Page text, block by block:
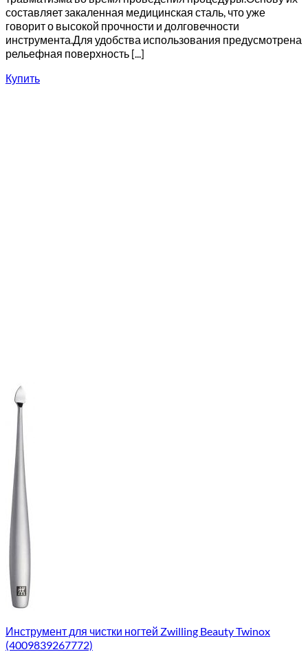
составляет закаленная медицинская сталь, что уже
говорит о высокой прочности и долговечности
инструмента.Для удобства использования предусмотрена
рельефная поверхность [...]
Купить
Инструмент для чистки ногтей Zwilling Beauty Twinox
(4009839267772)